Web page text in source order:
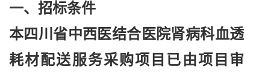
一、招标条件
本四川省中西医结合医院肾病科血透
耗材配送服务采购项目已由项目审